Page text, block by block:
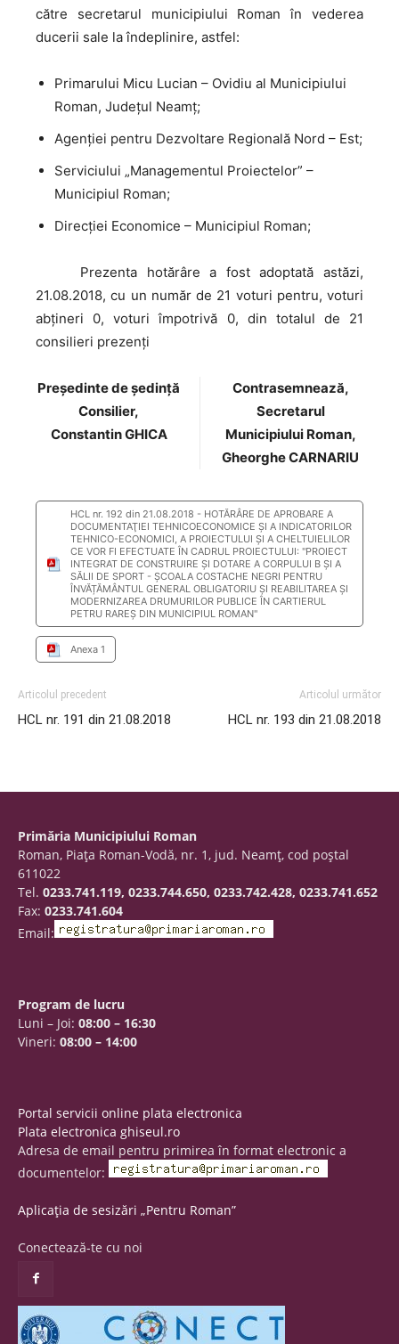
către secretarul municipiului Roman în vederea
ducerii sale la îndeplinire, astfel:
Primarului Micu Lucian – Ovidiu al Municipiului
Roman, Judeţul Neamţ;
Agenţiei pentru Dezvoltare Regională Nord – Est;
Serviciului „Managementul Proiectelor” –
Municipiul Roman;
Direcţiei Economice – Municipiul Roman;
Prezenta hotărâre a fost adoptată astăzi,
21.08.2018, cu un număr de 21 voturi pentru, voturi
abţineri 0, voturi împotrivă 0, din totalul de 21
consilieri prezenţi
Preşedinte de şedinţă
Consilier,
Constantin GHICA
Contrasemnează,
Secretarul
Municipiului Roman,
Gheorghe CARNARIU
HCL nr. 192 din 21.08.2018 - HOTĂRÂRE DE APROBARE A
DOCUMENTAŢIEI TEHNICOECONOMICE ŞI A INDICATORILOR
TEHNICO-ECONOMICI, A PROIECTULUI ŞI A CHELTUIELILOR
CE VOR FI EFECTUATE ÎN CADRUL PROIECTULUI: "PROIECT
INTEGRAT DE CONSTRUIRE ŞI DOTARE A CORPULUI B ŞI A
SĂLII DE SPORT - ŞCOALA COSTACHE NEGRI PENTRU
ÎNVĂȚĂMÂNTUL GENERAL OBLIGATORIU ŞI REABILITAREA ŞI
MODERNIZAREA DRUMURILOR PUBLICE ÎN CARTIERUL
PETRU RAREŞ DIN MUNICIPIUL ROMAN"
Anexa 1
Articolul precedent
HCL nr. 191 din 21.08.2018
Articolul următor
HCL nr. 193 din 21.08.2018
Primăria Municipiului Roman
Roman, Piaţa Roman-Vodă, nr. 1, jud. Neamţ, cod poştal
611022
Tel. 0233.741.119, 0233.744.650, 0233.742.428, 0233.741.652
Fax: 0233.741.604
Email:
Program de lucru
Luni – Joi: 08:00 – 16:30
Vineri: 08:00 – 14:00
Portal servicii online plata electronica
Plata electronica ghiseul.ro
Adresa de email pentru primirea în format electronic a
documentelor:
Aplicația de sesizări „Pentru Roman”
Conectează-te cu noi